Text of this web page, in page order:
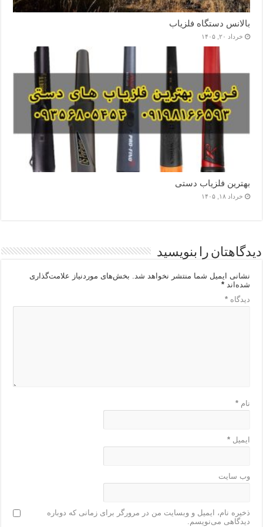
بالانس دستگاه فلزیاب
خرداد ۲۰, ۱۴۰۵
بهترین فلزیاب دستی
خرداد ۱۸, ۱۴۰۵
دیدگاهتان را بنویسید
نشانی ایمیل شما منتشر نخواهد شد. بخش‌های موردنیاز علامت‌گذاری
شده‌اند*
دیدگاه*
نام*
ایمیل*
وب‌ سایت
ذخیره نام، ایمیل و وبسایت من در مرورگر برای زمانی که دوباره
دیدگاهی می‌نویسم.